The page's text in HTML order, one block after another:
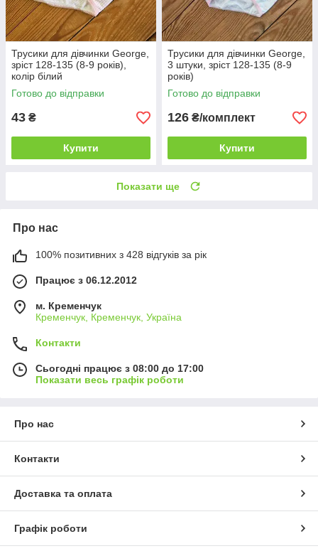
Трусики для дівчинки George,
зріст 128-135 (8-9 років),
колір білий
Готово до відправки
43 ₴
Купити
Трусики для дівчинки George,
3 штуки, зріст 128-135 (8-9
років)
Готово до відправки
126 ₴/комплект
Купити
Показати ще
Про нас
100% позитивних з 428 відгуків за рік
Працює з 06.12.2012
м. Кременчук
Кременчук, Кременчук, Україна
Контакти
Сьогодні працює з 08:00 до 17:00
Показати весь графік роботи
Про нас
Контакти
Доставка та оплата
Графік роботи